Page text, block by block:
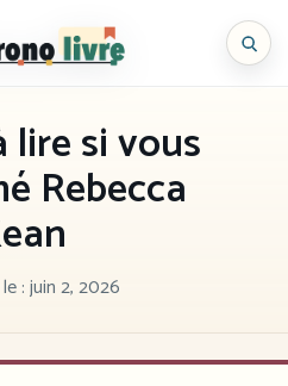
Chronolivre
lire si vous
Rebecca
:juin 2, 2026